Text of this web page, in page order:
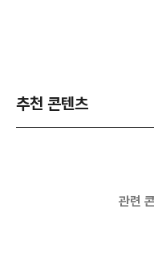
추천 콘텐츠
관련